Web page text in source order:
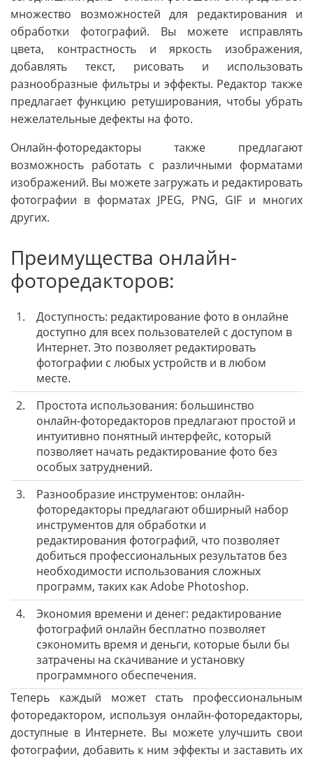
множество возможностей для редактирования и
обработки фотографий. Вы можете исправлять
цвета, контрастность и яркость изображения,
добавлять текст, рисовать и использовать
разнообразные фильтры и эффекты. Редактор также
предлагает функцию ретуширования, чтобы убрать
нежелательные дефекты на фото.
Онлайн-фоторедакторы также предлагают
возможность работать с различными форматами
изображений. Вы можете загружать и редактировать
фотографии в форматах JPEG, PNG, GIF и многих
других.
Преимущества онлайн-
фоторедакторов:
1.
Доступность: редактирование фото в онлайне
доступно для всех пользователей с доступом в
Интернет. Это позволяет редактировать
фотографии с любых устройств и в любом
месте.
2.
Простота использования: большинство
онлайн-фоторедакторов предлагают простой и
интуитивно понятный интерфейс, который
позволяет начать редактирование фото без
особых затруднений.
3.
Разнообразие инструментов: онлайн-
фоторедакторы предлагают обширный набор
инструментов для обработки и
редактирования фотографий, что позволяет
добиться профессиональных результатов без
необходимости использования сложных
программ, таких как Adobe Photoshop.
4.
Экономия времени и денег: редактирование
фотографий онлайн бесплатно позволяет
сэкономить время и деньги, которые были бы
затрачены на скачивание и установку
программного обеспечения.
Теперь каждый может стать профессиональным
фоторедактором, используя онлайн-фоторедакторы,
доступные в Интернете. Вы можете улучшить свои
фотографии, добавить к ним эффекты и заставить их